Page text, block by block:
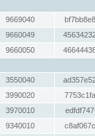
9669040
9660049
9660050
3550040
3990020
3970010
9340010